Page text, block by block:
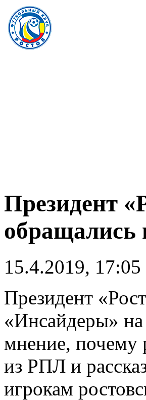
Президент
15.4.2019, 17:05
Президент
«Инсайдеры» на
мнение, почему
из РПЛ и
игрокам